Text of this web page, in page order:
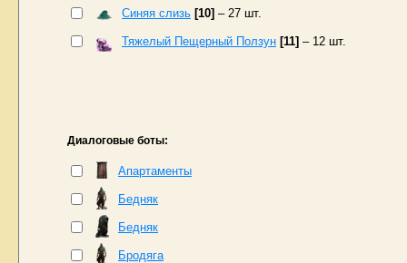
Синяя cлизь [10] – 27 шт.
Тяжелый Пещерный Ползун [11] – 12 шт.
Диалоговые боты:
Апартаменты
Бедняк
Бедняк
Бродяга